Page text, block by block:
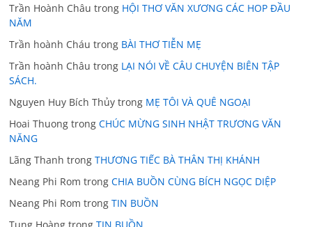
Trần Hoành Châu trong HỘI THƠ VĂN XƯƠNG CÁC HOP ĐẦU
NĂM
Trần hoành Cháu trong BÀI THƠ TIỄN MẸ
Trần hoành Châu trong LẠI NÓI VỀ CÂU CHUYỆN BIÊN TẬP
SÁCH.
Nguyen Huy Bích Thủy trong MẸ TÔI VÀ QUÊ NGOẠI
Hoai Thuong trongCHÚC MỪNG SINH NHẬT TRƯƠNG VĂN
NĂNG
Lãng Thanh trongTHƯƠNG TIẾC BÀ THÂN THỊ KHÁNH
Neang Phi Rom trongCHIA BUỒN CÙNG BÍCH NGỌC DIỆP
Neang Phi Rom trongTIN BUỒN
Tung Hoàng trongTIN BUỒN